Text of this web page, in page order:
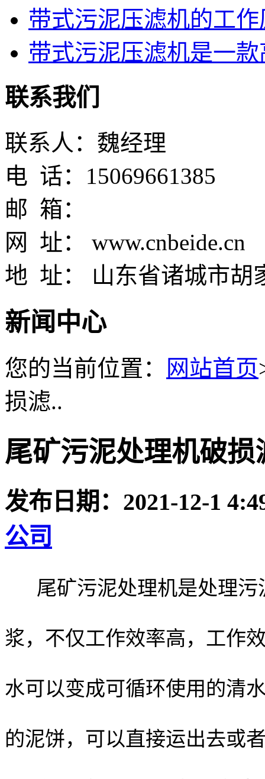
带式污泥压滤机的工
带式污泥压滤机是一
联系我们
联系人：魏经理
电 话：15069661385
邮 箱：
网 址： www.cnbeide.cn
地 址： 山东省诸城市胡
新闻中心
您的当前位置： 网站首页
损滤..
尾矿污泥处理机破
发布日期： 2021-12-1
公司
尾矿污泥处理机是处理污
浆，不仅工作效率高，工作
水可以变成可循环使用的清
的泥饼，可以直接运出去或